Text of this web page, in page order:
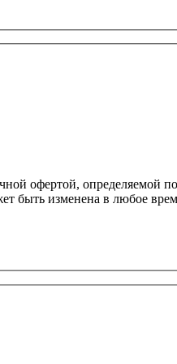
офертой,
изменена в любое